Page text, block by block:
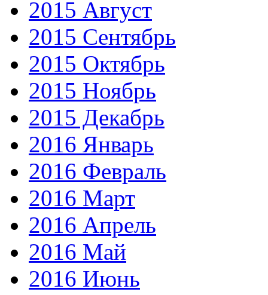
2015 Август
2015 Сентябрь
2015 Октябрь
2015 Ноябрь
2015 Декабрь
2016 Январь
2016 Февраль
2016 Март
2016 Апрель
2016 Май
2016 Июнь